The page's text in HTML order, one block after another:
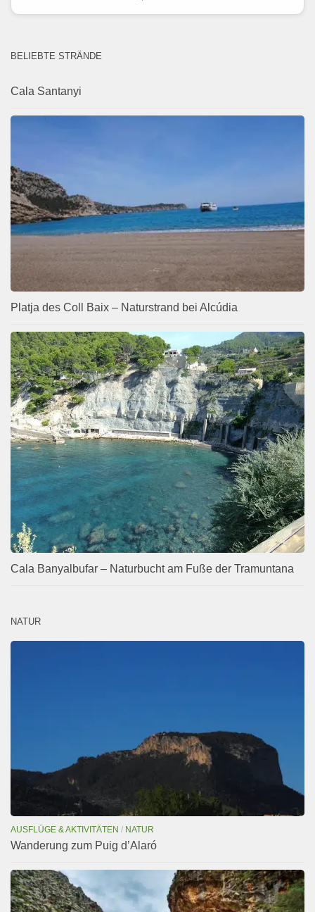
BELIEBTE STRÄNDE
Cala Santanyi
Platja des Coll Baix – Naturstrand bei Alcúdia
Cala Banyalbufar – Naturbucht am Fuße der Tramuntana
NATUR
AUSFLÜGE & AKTIVITÄTEN / NATUR
Wanderung zum Puig d’Alaró